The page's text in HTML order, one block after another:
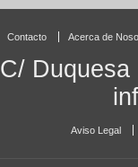
Contacto Acerca de
C/ Duquesa
Aviso Legal